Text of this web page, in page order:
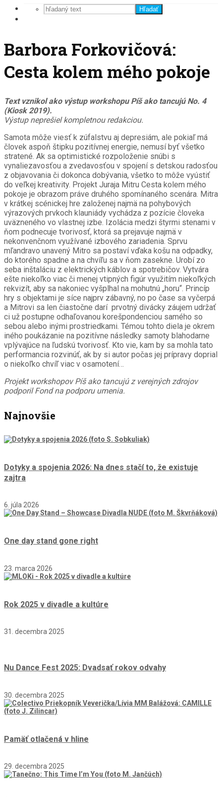
Hľadať
Barbora Forkovičová:
Cesta kolem mého pokoje
Text vznikol ako výstup workshopu Píš ako tancujú No. 4
(Kiosk 2019).
Výstup neprešiel kompletnou redakciou.
Samota môže viesť k zúfalstvu aj depresiám, ale pokiaľ má
človek aspoň štipku pozitívnej energie, nemusí byť všetko
stratené. Ak sa optimistické rozpoloženie snúbi s
vynaliezavosťou a zvedavosťou v spojení s detskou radosťou
z objavovania či dokonca dobývania, všetko to môže vyústiť
do veľkej kreativity. Projekt Juraja Mitru Cesta kolem mého
pokoje je obrazom práve druhého spomínaného scenára. Mitra
v krátkej scénickej hre založenej najmä na pohybových
výrazových prvkoch klauniády vychádza z pozície človeka
uväzneného vo vlastnej izbe. Izolácia medzi štyrmi stenami v
ňom podnecuje tvorivosť, ktorá sa prejavuje najmä v
nekonvenčnom využívané izbového zariadenia. Sprvu
mľandravo unavený Mitro sa postaví vďaka košu na odpadky,
do ktorého spadne a na chvíľu sa v ňom zasekne. Urobí zo
seba inštaláciu z elektrických káblov a spotrebičov. Vytvára
ešte niekoľko viac či menej vtipných figúr využitím niekoľkých
rekvizít, aby sa nakoniec vyšplhal na mohutnú „horu“. Princíp
hry s objektami je síce najprv zábavný, no po čase sa vyčerpá
a Mitrovi sa len čiastočne darí prvotný divácky záujem udržať
ci už postupne odhaľovanou korešpondenciou samého so
sebou alebo inými prostriedkami. Témou tohto diela je okrem
iného poukázanie na pozitívne následky samoty blahodarne
vplývajúce na ľudskú tvorivosť. Kto vie, kam by sa mohla tato
performancia rozvinúť, ak by si autor počas jej prípravy doprial
o niekoľko chvíľ viac v osamotení…
Projekt workshopov Píš ako tancujú z verejných zdrojov
podporil Fond na podporu umenia.
Najnovšie
Dotyky a spojenia 2026: Na dnes stačí to, že existuje
zajtra
6. júla 2026
One day stand gone right
23. marca 2026
Rok 2025 v divadle a kultúre
31. decembra 2025
Nu Dance Fest 2025: Dvadsať rokov odvahy
30. decembra 2025
Pamäť otlačená v hline
29. decembra 2025